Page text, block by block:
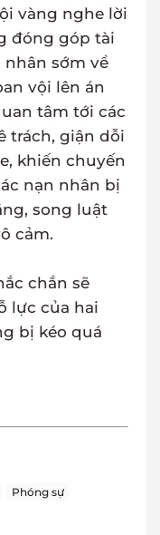
vàng nghe lời
đóng góp tài
sớm về
vội lên án
tâm tới các
trách, giận dỗi
khiến chuyến
nạn nhân bị
song luật
cảm.
chắn sẽ
lực của hai
bị kéo quá
Phóng sự